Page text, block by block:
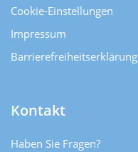
Cookie-Einstellungen
Impressum
Barrierefreiheitserklärung
Kontakt
Haben Sie Fragen?